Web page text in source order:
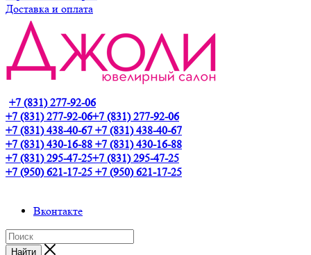
Доставка и оплата
+7 (831) 277-92-06
+7 (831) 277-92-06+7 (831) 277-92-06
+7 (831) 438-40-67 +7 (831) 438-40-67
+7 (831) 430-16-88 +7 (831) 430-16-88
+7 (831) 295-47-25+7 (831) 295-47-25
+7 (950) 621-17-25 +7 (950) 621-17-25
Вконтакте
Найти